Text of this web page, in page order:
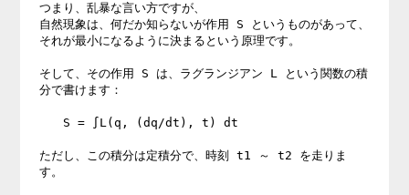
つまり、乱暴な言い方ですが、
自然現象は、何だか知らないが作用 S というものがあって、
それが最小になるように決まるという原理です。
そして、その作用 S は、ラグランジアン L という関数の積
分で書けます：
S = ∫L(q, (dq/dt), t) dt
ただし、この積分は定積分で、時刻 t1 ～ t2 を走りま
す。